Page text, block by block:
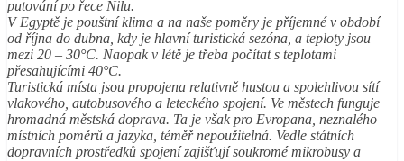
putování po řece Nilu.
V Egyptě je pouštní klima a na naše poměry je příjemné v období
od října do dubna, kdy je hlavní turistická sezóna, a teploty jsou
mezi 20 – 30°C. Naopak v létě je třeba počítat s teplotami
přesahujícími 40°C.
Turistická místa jsou propojena relativně hustou a spolehlivou sítí
vlakového, autobusového a leteckého spojení. Ve městech funguje
hromadná městská doprava. Ta je však pro Evropana, neznalého
místních poměrů a jazyka, téměř nepoužitelná. Vedle státních
dopravních prostředků spojení zajišťují soukromé mikrobusy a